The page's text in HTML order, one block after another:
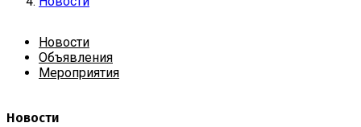
Новости
Объявления
Мероприятия
Новости